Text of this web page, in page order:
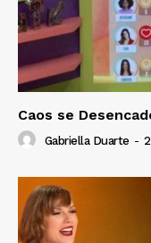
Caos se
Gabriella Duarte -